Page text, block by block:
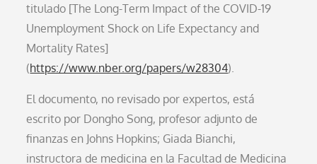
titulado [The Long-Term Impact of the COVID-19
Unemployment Shock on Life Expectancy and
Mortality Rates]
(https://www.nber.org/papers/w28304).
El documento, no revisado por expertos, está
escrito por Dongho Song, profesor adjunto de
finanzas en Johns Hopkins; Giada Bianchi,
instructora de medicina en la Facultad de Medicina